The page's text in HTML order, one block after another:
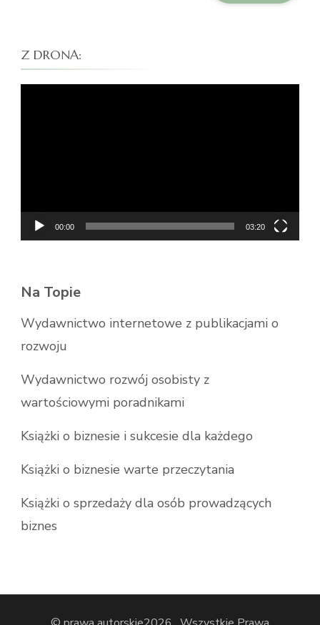
Z DRONA:
00:00 03:20
Na Topie
Wydawnictwo internetowe z publikacjami o
rozwoju
Wydawnictwo rozwój osobisty z
wartościowymi poradnikami
Książki o biznesie i sukcesie dla każdego
Książki o biznesie warte przeczytania
Książki o sprzedaży dla osób prowadzących
biznes